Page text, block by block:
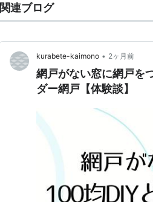
関連ブログ
kurabete-kaimono • 2ヶ月前
網戸がない窓に網戸を
ダー網戸【体験談】